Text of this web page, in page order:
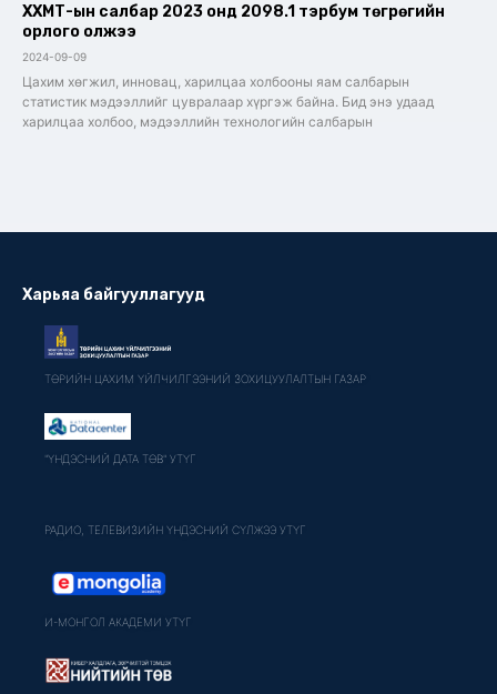
ХХМТ-ын салбар 2023 онд 2098.1 тэрбум төгрөгийн
орлого олжээ
2024-09-09
Цахим хөгжил, инновац, харилцаа холбооны яам салбарын
статистик мэдээллийг цувралаар хүргэж байна. Бид энэ удаад
харилцаа холбоо, мэдээллийн технологийн салбарын
Харьяа байгууллагууд
ТӨРИЙН ЦАХИМ ҮЙЛЧИЛГЭЭНИЙ ЗОХИЦУУЛАЛТЫН ГАЗАР
"ҮНДЭСНИЙ ДАТА ТӨВ" УТҮГ
РАДИО, ТЕЛЕВИЗИЙН ҮНДЭСНИЙ СҮЛЖЭЭ УТҮГ
И-МОНГОЛ АКАДЕМИ УТҮГ